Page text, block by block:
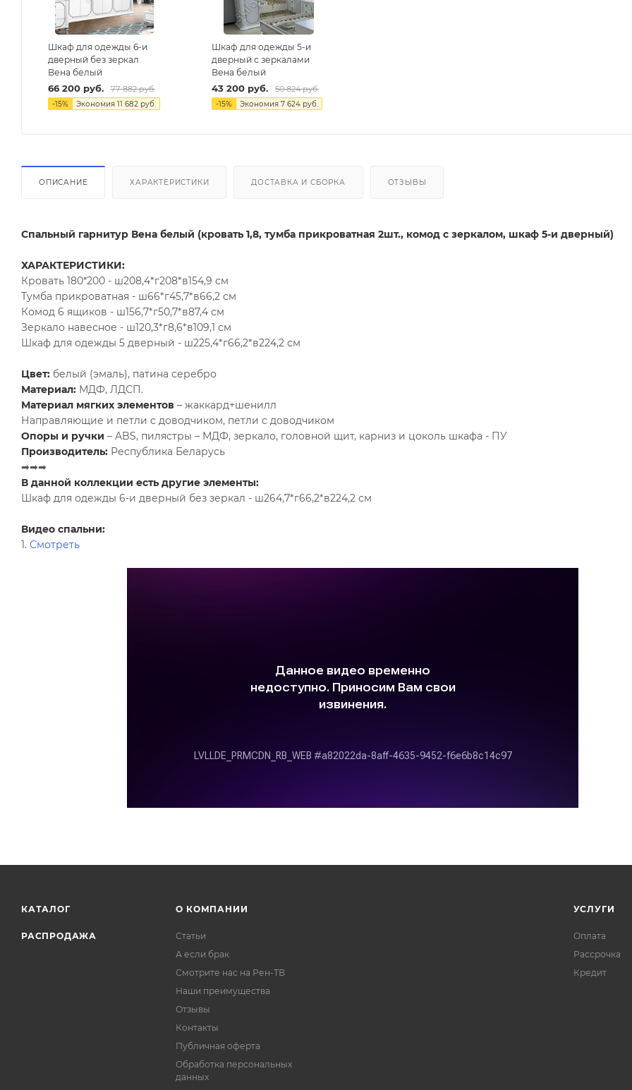
Шкаф для одежды 6-и
дверный без зеркал
Вена белый
66 200руб. 77 882руб.
-15% Экономия 11 682 руб.
Шкаф для одежды 5-и
дверный с зеркалами
Вена белый
43 200 руб. 50 824руб.
-15% Экономия7 624 руб.
ОПИСАНИЕ ХАРАКТЕРИСТИКИ ДОСТАВКА И СБОРКА ОТЗЫВЫ
Спальный гарнитур Вена белый (кровать 1,8, тумба прикроватная 2шт., комод с зеркалом, шкаф 5-и дверный)
ХАРАКТЕРИСТИКИ:
Кровать 180*200 - ш208,4*г208*в154,9 см
Тумба прикроватная - ш66*г45,7*в66,2 см
Комод 6 ящиков - ш156,7*г50,7*в87,4 см
Зеркало навесное - ш120,3*г8,6*в109,1 см
Шкаф для одежды 5 дверный - ш225,4*г66,2*в224,2 см
Цвет: белый (эмаль), патина серебро
Материал: МДФ, ЛДСП.
Материал мягких элементов – жаккард+шенилл
Направляющие и петли с доводчиком, петли с доводчиком
Опоры и ручки – ABS, пилястры – МДФ, зеркало, головной щит, карниз и цоколь шкафа - ПУ
Производитель: Республика Беларусь
➡➡➡
В данной коллекции есть другие элементы:
Шкаф для одежды 6-и дверный без зеркал - ш264,7*г66,2*в224,2 см
Видео спальни:
1. Смотреть
КАТАЛОГ
РАСПРОДАЖА
О КОМПАНИИ
Статьи
А если брак
Смотрите нас на Рен-ТВ
Наши преимущества
Отзывы
Контакты
Публичная оферта
Обработка персональных
данных
УСЛУГИ
Оплата
Рассрочка
Кредит